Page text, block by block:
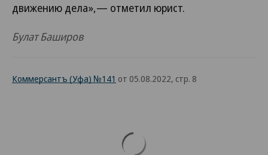
движению дела»,— отметил юрист.
Булат Баширов
Коммерсантъ (Уфа) №141 от 05.08.2022, стр. 8